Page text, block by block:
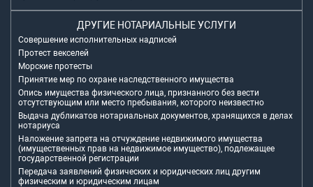
ДРУГИЕ НОТАРИАЛЬНЫЕ УСЛУГИ
Совершение исполнительных надписей
Протест векселей
Морские протесты
Принятие мер по охране наследственного имущества
Опись имущества физического лица, признанного без вести
отсутствующим или место пребывания, которого неизвестно
Выдача дубликатов нотариальных документов, хранящихся в делах
нотариуса
Наложение запрета на отчуждение недвижимого имущества
(имущественных прав на недвижимое имущество), подлежащее
государственной регистрации
Передача заявлений физических и юридических лиц другим
физическим и юридическим лицам